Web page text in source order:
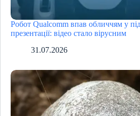
Робот Qualcomm впав обличчям у
презентації: відео стало вірусним
31.07.2026